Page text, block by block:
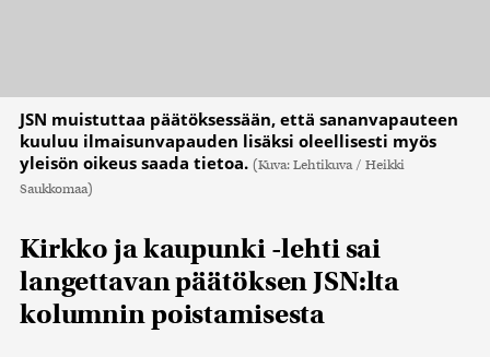
JSN muistuttaa päätöksessään, että sananvapauteen
kuuluu ilmaisunvapauden lisäksi oleellisesti myös
yleisön oikeus saada tietoa. (Kuva: Lehtikuva / Heikki
Saukkomaa)
Kirkko ja kaupunki -lehti sai
langettavan päätöksen JSN:lta
kolumnin poistamisesta